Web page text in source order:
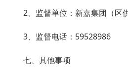
2、监督单位：新嘉集团（区
3、监督电话：59528986
七、其他事项